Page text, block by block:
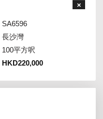
×
SA6596
長沙灣
100平方呎
HKD220,000